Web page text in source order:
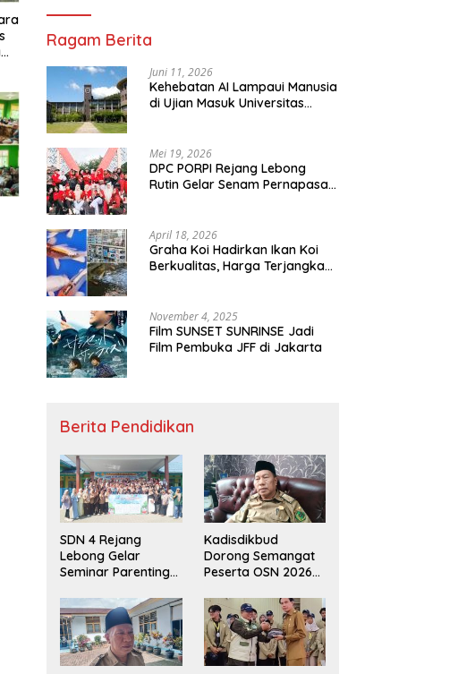
Ragam Berita
Juni 11, 2026
Kehebatan AI Lampaui Manusia
di Ujian Masuk Universitas
Mei 19, 2026
DPC PORPI Rejang Lebong
Rutin Gelar Senam Pernapasan
April 18, 2026
Graha Koi Hadirkan Ikan Koi
Berkualitas, Harga Terjangkau
November 4, 2025
Film SUNSET SUNRINSE Jadi
Film Pembuka JFF di Jakarta
Berita Pendidikan
SDN 4 Rejang
Lebong Gelar
Seminar Parenting
Bullying,
Kadisdikbud: Patut
Jadi Contoh
Kadisdikbud
Dorong Semangat
Peserta OSN 2026